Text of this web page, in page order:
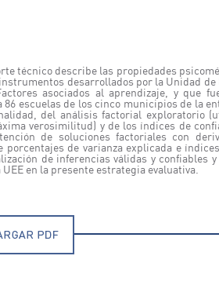
técnico describe las propiedades
desarrollados por la Unidad
asociados al aprendizaje, y que
86 escuelas de los cinco municipios de la
del análisis factorial exploratorio
verosimilitud) y de los índices de
de soluciones factoriales con
porcentajes de varianza explicada e
de inferencias válidas y confiables
en la presente estrategia evaluativa.